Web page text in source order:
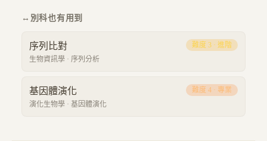
↔ 別科也有用到
序列比對
生物資訊學 · 序列分析
難度 3 · 進階
基因體演化
演化生物學 · 基因體演化
難度 4 · 專業